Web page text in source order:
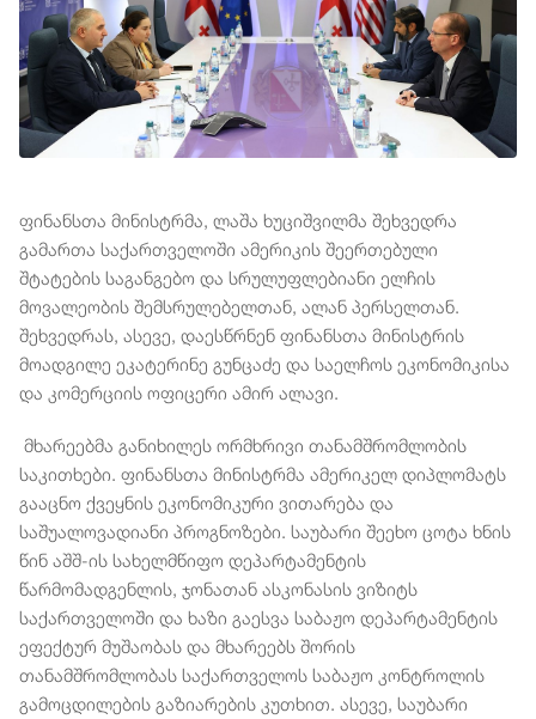
ფინანსთა მინისტრმა, ლაშა ხუციშვილმა შეხვედრა
გამართა საქართველოში ამერიკის შეერთებული
შტატების საგანგებო და სრულუფლებიანი ელჩის
მოვალეობის შემსრულებელთან, ალან პერსელთან.
შეხვედრას, ასევე, დაესწრნენ ფინანსთა მინისტრის
მოადგილე ეკატერინე გუნცაძე და საელჩოს ეკონომიკისა
და კომერციის ოფიცერი ამირ ალავი.
მხარეებმა განიხილეს ორმხრივი თანამშრომლობის
საკითხები. ფინანსთა მინისტრმა ამერიკელ დიპლომატს
გააცნო ქვეყნის ეკონომიკური ვითარება და
საშუალოვადიანი პროგნოზები. საუბარი შეეხო ცოტა ხნის
წინ აშშ-ის სახელმწიფო დეპარტამენტის
წარმომადგენლის, ჯონათან ასკონასის ვიზიტს
საქართველოში და ხაზი გაესვა საბაჟო დეპარტამენტის
ეფექტურ მუშაობას და მხარეებს შორის
თანამშრომლობას საქართველოს საბაჟო კონტროლის
გამოცდილების გაზიარების კუთხით. ასევე, საუბარი